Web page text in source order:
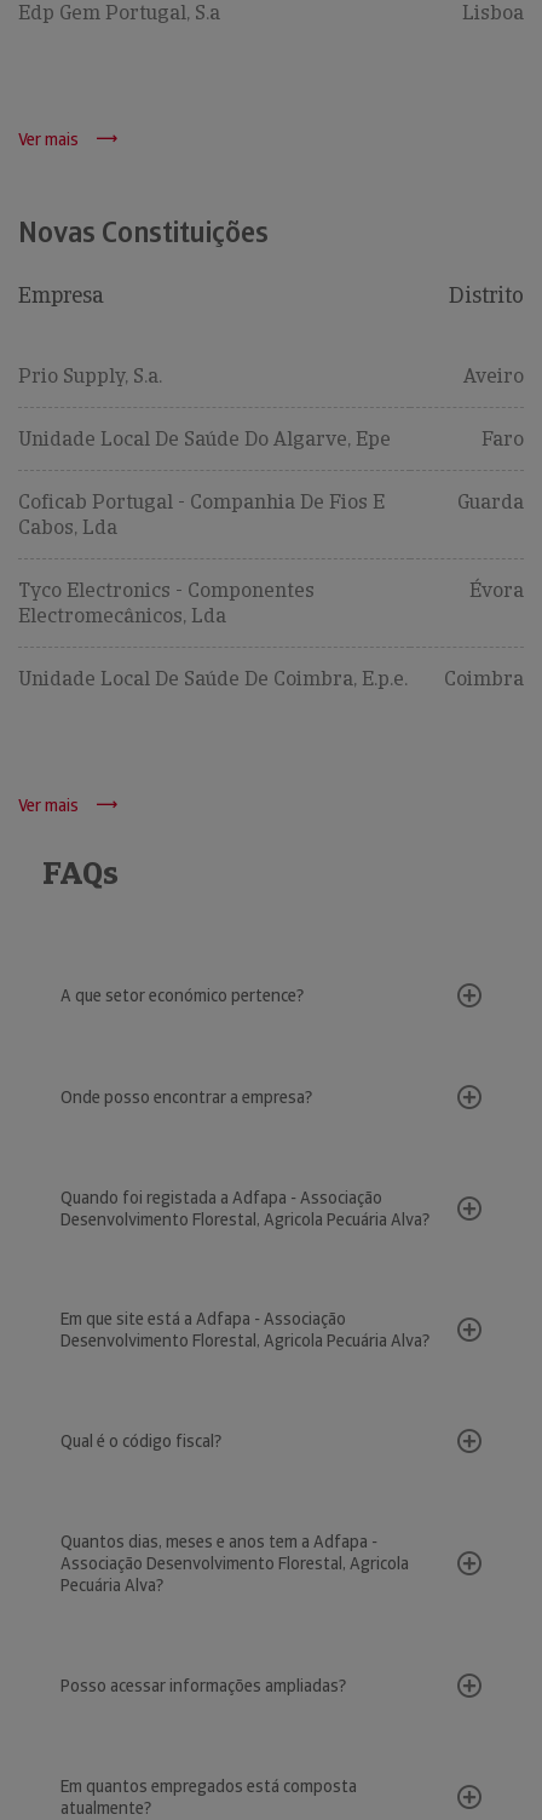
Edp Gem Portugal, S.a Lisboa
Ver mais
Novas Constituições
Empresa Distrito
Prio Supply, S.a. Aveiro
Unidade Local De Saúde Do Algarve, Epe Faro
Coficab Portugal - Companhia De Fios E
Cabos, Lda
Guarda
Tyco Electronics - Componentes
Electromecânicos, Lda
Évora
Unidade Local De Saúde De Coimbra, E.p.e. Coimbra
Ver mais
FAQs
A que setor económico pertence?
Onde posso encontrar a empresa?
Quando foi registada a Adfapa - Associação
Desenvolvimento Florestal, Agricola Pecuária Alva?
Em que site está a Adfapa - Associação
Desenvolvimento Florestal, Agricola Pecuária Alva?
Qual é o código fiscal?
Quantos dias, meses e anos tem a Adfapa -
Associação Desenvolvimento Florestal, Agricola
Pecuária Alva?
Posso acessar informações ampliadas?
Em quantos empregados está composta
atualmente?